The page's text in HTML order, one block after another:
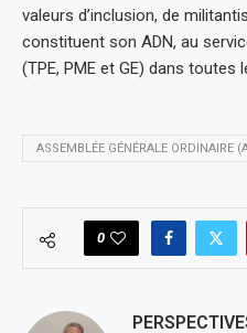
valeurs d’inclusion, de
constituent son ADN, au
(TPE, PME et GE) dans toutes
ASSEMBLÉE GÉNÉRALE ORDINAIRE
0